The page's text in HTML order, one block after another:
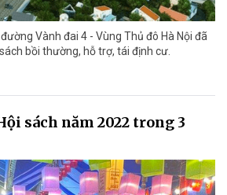
Vành đai 4 - Vùng Thủ đô Hà Nội đã
bồi thường, hỗ trợ, tái định cư.
sách năm 2022 trong 3